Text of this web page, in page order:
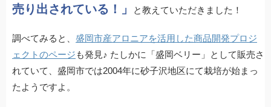
売り出されている！」
と教えていただきました！
調べてみると、 盛岡市産アロニアを活用した商品開発プロジ
ェクトのページ も発見♪ たしかに「盛岡ベリー」として販売さ
れていて、盛岡市では2004年に砂子沢地区にて栽培が始まっ
たようですよ。